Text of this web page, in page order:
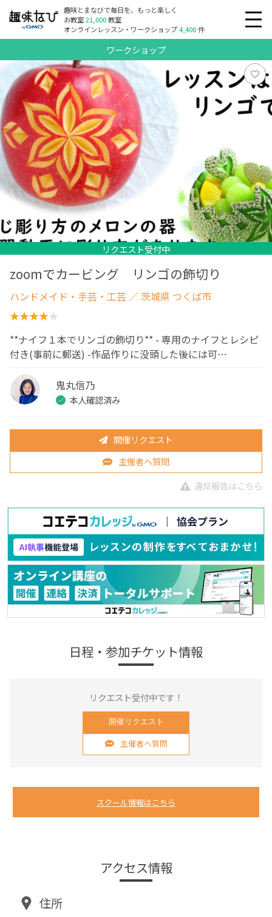
趣味とまなびで毎日を、もっと楽しく
お教室21,000教室
オンラインレッスン・ワークショップ4,400件
ワークショップ
リクエスト受付中
リクエスト受付中
zoomでカービング リンゴの飾切り
ハンドメイド・手芸・工芸 ／ 茨城県 つくば市
**ナイフ１本でリンゴの飾切り** - 専用のナイフとレシピ
付き(事前に郵送) -作品作りに没頭した後には可…
鬼丸信乃
本人確認済み
開催リクエスト
主催者へ質問
違反報告はこちら
日程・参加チケット情報
リクエスト受付中です！
開催リクエスト
主催者へ質問
スクール情報はこちら
アクセス情報
住所